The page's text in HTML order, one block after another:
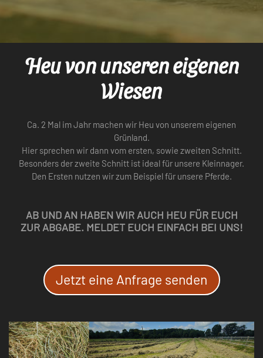
Heu von unseren eigenen
Wiesen
Ca. 2 Mal im Jahr machen wir Heu von unserem eigenen
Grünland.
Hier sprechen wir dann vom ersten, sowie zweiten Schnitt.
Besonders der zweite Schnitt ist ideal für unsere Kleinnager.
Den Ersten nutzen wir zum Beispiel für unsere Pferde.
AB UND AN HABEN WIR AUCH HEU FÜR EUCH
ZUR ABGABE. MELDET EUCH EINFACH BEI UNS!
Jetzt eine Anfrage senden